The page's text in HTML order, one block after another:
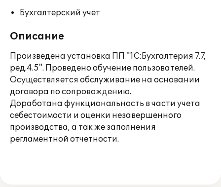
Бухгалтерский учет
Описание
Произведена установка ПП "1С:Бухгалтерия 7.7,
ред.4.5". Проведено обучение пользователей.
Осуществляется обслуживание на основании
договора по сопровождению.
Доработана функциональность в части учета
себестоимости и оценки незавершенного
производства, а так же заполнения
регламентной отчетности.